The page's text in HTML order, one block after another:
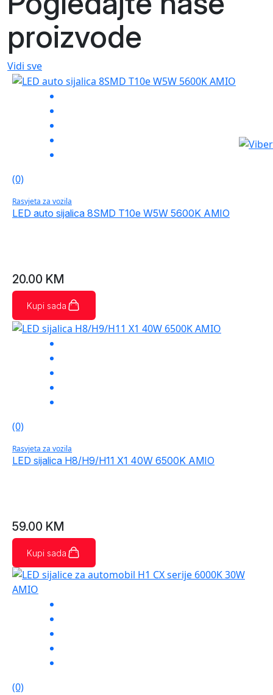
proizvode
Vidi sve
(0)
Rasvjeta za vozila
LED auto sijalica 8SMD T10e W5W 5600K AMIO
20.00 KM
Kupi sada
(0)
Rasvjeta za vozila
LED sijalica H8/H9/H11 X1 40W 6500K AMIO
59.00 KM
Kupi sada
(0)